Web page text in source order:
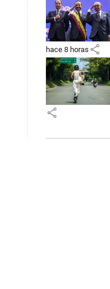
hace 8 horas share
share